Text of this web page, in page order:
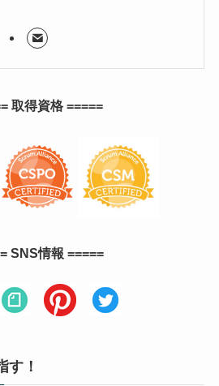
取得資格 =====
SNS情報 =====
す！